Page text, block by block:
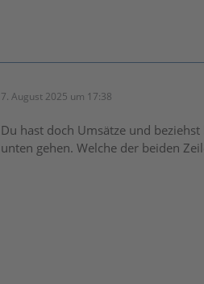
7. August 2025 um 17:38
Du hast doch Umsätze und
unten gehen. Welche der beiden